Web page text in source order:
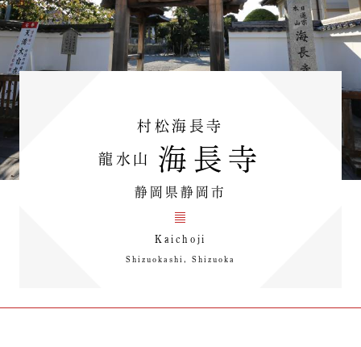
村松海長寺
龍水山 海長寺
静岡県静岡市
Kaichoji
Shizuokashi, Shizuoka